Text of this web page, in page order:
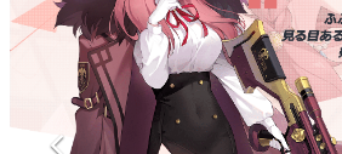
マンガ
女性向け
アプリレビュー